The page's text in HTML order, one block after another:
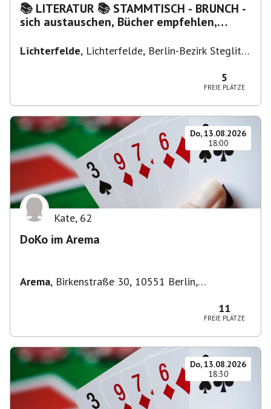
📚 LITERATUR 📚 STAMMTISCH - BRUNCH -
sich austauschen, Bücher empfehlen,
Lichterfelde, Lichterfelde, Berlin-Bezirk Steglitz-
5
FREIE PLÄTZE
Do, 13.08.2026
18:00
Kate, 62
DoKo im Arema
Arema, Birkenstraße 30, 10551 Berlin,
11
FREIE PLÄTZE
Do, 13.08.2026
18:30